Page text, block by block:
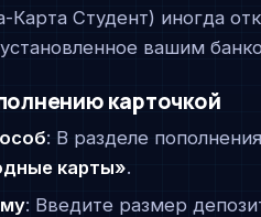
Карта Студент) иногда
вашим
карточкой
: В разделе
карты».
: Введите размер